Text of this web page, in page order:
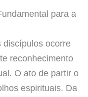
para a
discípulos ocorre
reconhecimento
O ato de partir o
espirituais. Da